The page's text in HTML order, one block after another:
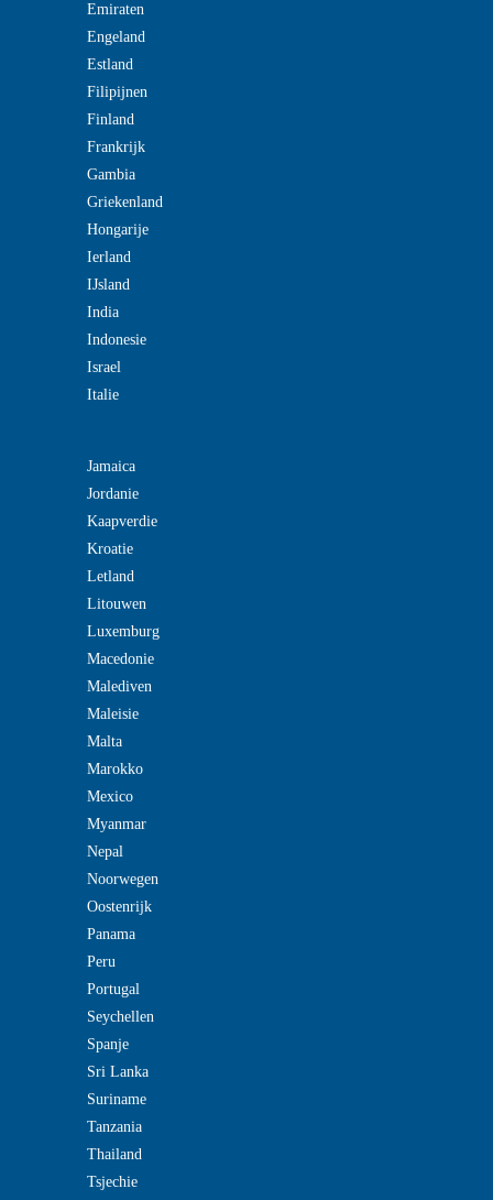
Emiraten
Engeland
Estland
Filipijnen
Finland
Frankrijk
Gambia
Griekenland
Hongarije
Ierland
IJsland
India
Indonesie
Israel
Italie
Jamaica
Jordanie
Kaapverdie
Kroatie
Letland
Litouwen
Luxemburg
Macedonie
Malediven
Maleisie
Malta
Marokko
Mexico
Myanmar
Nepal
Noorwegen
Oostenrijk
Panama
Peru
Portugal
Seychellen
Spanje
Sri Lanka
Suriname
Tanzania
Thailand
Tsjechie